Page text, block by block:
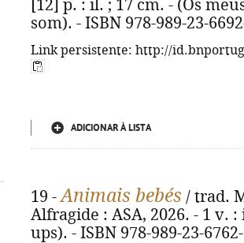
[12] p. : il. ; 17 cm. - (Os
som). - ISBN 978-989-23-
Link persistente: http://
ADICIONAR À LISTA
19 -Animais bebés / trad.
Alfragide : ASA, 2026. - 1 v.
ups). - ISBN 978-989-23-